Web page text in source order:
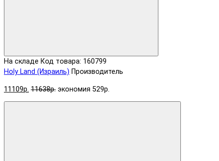
На складе Код товара: 160799
Holy Land (Израиль) Производитель
11109р. 11638р. экономия 529р.